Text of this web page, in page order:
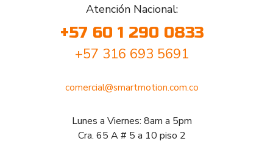
Atención Nacional:
+57 60 1 290 0833
+57 316 693 5691
comercial@smartmotion.com.co
Lunes a Viernes: 8am a 5pm
Cra. 65 A # 5 a 10 piso 2